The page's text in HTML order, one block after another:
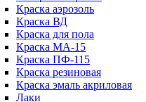
Краска аэрозоль
Краска ВД
Краска для пола
Краска МА-15
Краска ПФ-115
Краска резиновая
Краска эмаль акриловая
Лаки